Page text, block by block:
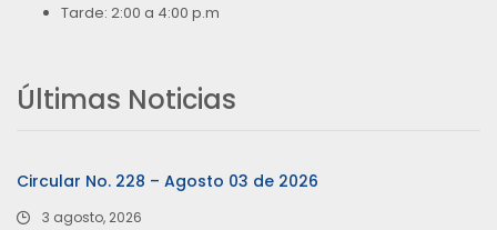
Tarde: 2:00 a 4:00 p.m
Últimas Noticias
Circular No. 228 – Agosto 03 de 2026
3 agosto, 2026